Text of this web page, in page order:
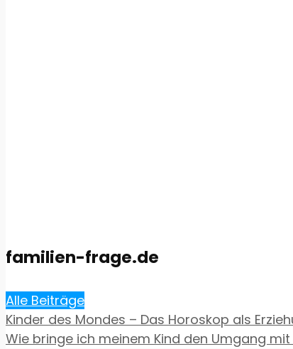
familien-frage.de
Alle Beiträge
Kinder des Mondes – Das Horoskop als
Wie bringe ich meinem Kind den Umgang mit